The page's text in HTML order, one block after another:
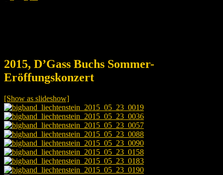
2015, D’Gass Buchs Sommer-
Eröffungskonzert
[Show as slideshow]